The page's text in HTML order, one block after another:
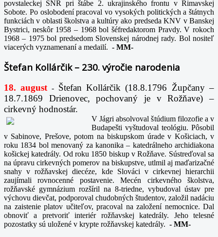
povstaleckej SNR pri štábe 2. ukrajinského frontu v Rimavskej
Sobote. Po oslobodení pracoval vo vysokých politických a štátnych
funkciách v oblasti školstva a kultúry ako predseda KNV v Banskej
Bystrici, neskôr 1958 – 1968 bol šéfredaktorom Pravdy. V rokoch
1968 – 1975 bol predsedom Slovenskej národnej rady. Bol nositeľ
viacerých vyznamenaní a medailí. - MM-
Štefan Kollárčik – 230. výročie narodenia
18. august -
Štefan Kollárčik (18.8.1796 Župčany –
18.7.1869 Drienovec, pochovaný je v Rožňave) –
cirkevný hodnostár.
V Jágri absolvoval štúdium filozofie a v
Budapešti vyštudoval teológiu. Pôsobil
v Sabinove, Prešove, potom na biskupskom úrade v Košiciach, v
roku 1834 bol menovaný za kanonika – katedrálneho archidiakona
košickej katedrály. Od roku 1850 biskup v Rožňave. Sústreďoval sa
na úpravu cirkevných pomerov na biskupstve, utlmil aj maďarizačné
snahy v rožňavskej diecéze, kde Slováci v cirkevnej hierarchii
zaujímali rovnocenné postavenie. Mecén cirkevného školstva,
rožňavské gymnázium rozšíril na 8-triedne, vybudoval ústav pre
výchovu dievčat, podporoval chudobných študentov, založil nadáciu
na zaistenie platov učiteľov, pracoval na založení nemocnice. Dal
obnoviť a pretvoriť interiér rožňavskej katedrály. Jeho telesné
pozostatky sú uložené v krypte rožňavskej katedrály. - MM-